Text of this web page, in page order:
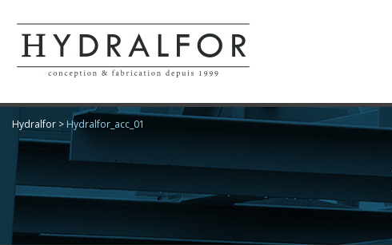
Hydralfor > Hydralfor_acc_01